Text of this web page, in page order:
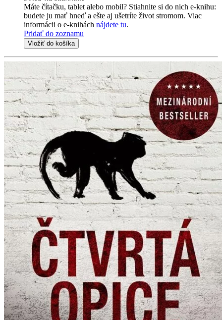
Máte čítačku, tablet alebo mobil? Stiahnite si do nich e-knihu:
budete ju mať hneď a ešte aj ušetríte život stromom. Viac
informácii o e-knihách nájdete tu.
Pridať do zoznamu
Vložiť do košíka